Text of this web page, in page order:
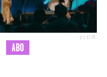
(c) D.R.
ABO